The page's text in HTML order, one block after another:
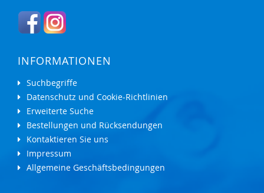
INFORMATIONEN
Suchbegriffe
Datenschutz und Cookie-Richtlinien
Erweiterte Suche
Bestellungen und Rücksendungen
Kontaktieren Sie uns
Impressum
Allgemeine Geschäftsbedingungen